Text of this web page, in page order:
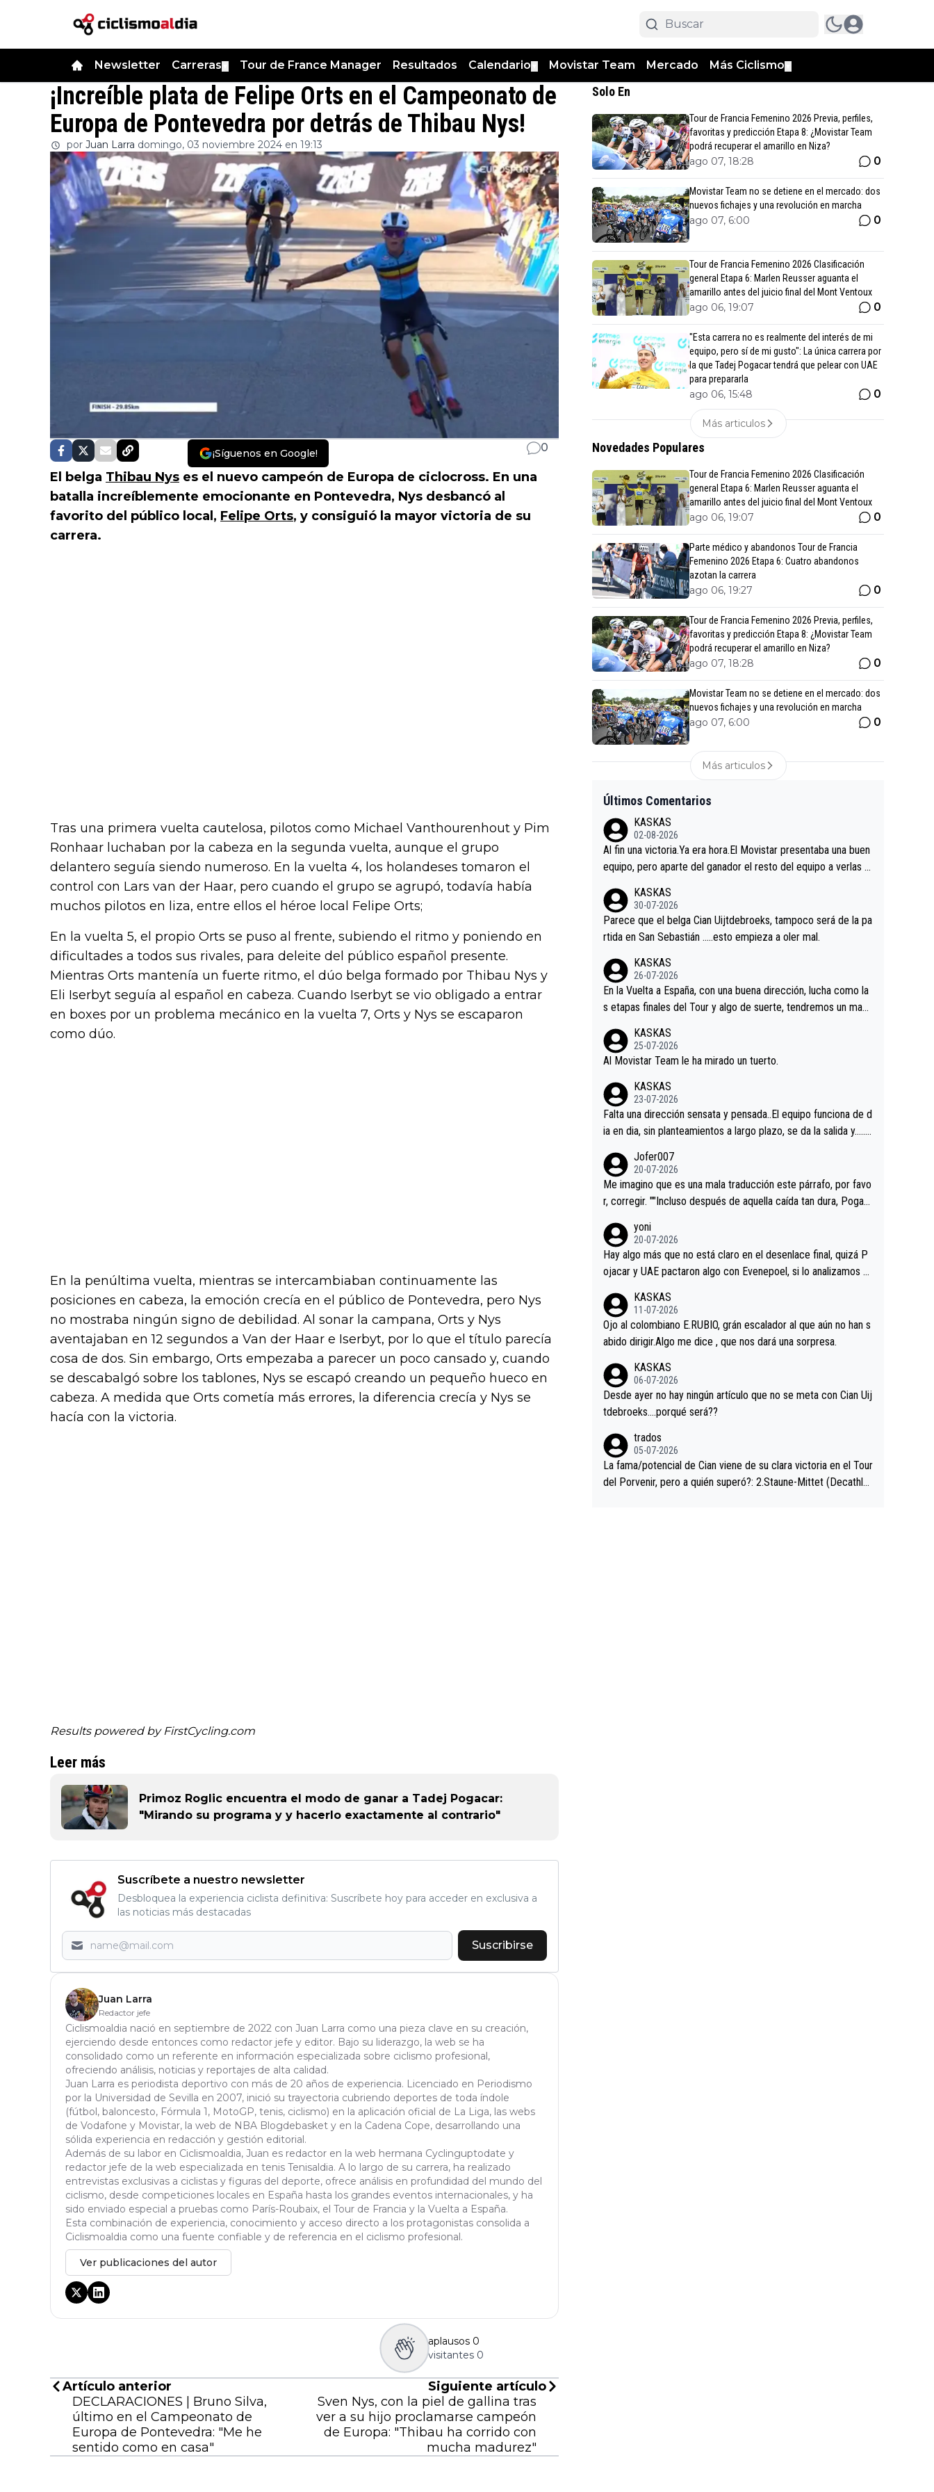
Newsletter Carreras Tour de France Manager Resultados Calendario Movistar Team Mercado Más Ciclismo
¡Increíble plata de Felipe Orts en el Campeonato de
Europa de Pontevedra por detrás de Thibau Nys!
por Juan Larra domingo, 03 noviembre 2024 en 19:13
¡Síguenos en Google! 0
El belga Thibau Nys es el nuevo campeón de Europa de ciclocross. En una
batalla increíblemente emocionante en Pontevedra, Nys desbancó al
favorito del público local, Felipe Orts, y consiguió la mayor victoria de su
carrera.
Tras una primera vuelta cautelosa, pilotos como Michael Vanthourenhout y Pim
Ronhaar luchaban por la cabeza en la segunda vuelta, aunque el grupo
delantero seguía siendo numeroso. En la vuelta 4, los holandeses tomaron el
control con Lars van der Haar, pero cuando el grupo se agrupó, todavía había
muchos pilotos en liza, entre ellos el héroe local Felipe Orts;
En la vuelta 5, el propio Orts se puso al frente, subiendo el ritmo y poniendo en
dificultades a todos sus rivales, para deleite del público español presente.
Mientras Orts mantenía un fuerte ritmo, el dúo belga formado por Thibau Nys y
Eli Iserbyt seguía al español en cabeza. Cuando Iserbyt se vio obligado a entrar
en boxes por un problema mecánico en la vuelta 7, Orts y Nys se escaparon
como dúo.
En la penúltima vuelta, mientras se intercambiaban continuamente las
posiciones en cabeza, la emoción crecía en el público de Pontevedra, pero Nys
no mostraba ningún signo de debilidad. Al sonar la campana, Orts y Nys
aventajaban en 12 segundos a Van der Haar e Iserbyt, por lo que el título parecía
cosa de dos. Sin embargo, Orts empezaba a parecer un poco cansado y, cuando
se descabalgó sobre los tablones, Nys se escapó creando un pequeño hueco en
cabeza. A medida que Orts cometía más errores, la diferencia crecía y Nys se
hacía con la victoria.
Results powered by FirstCycling.com
Leer más
Primoz Roglic encuentra el modo de ganar a Tadej Pogacar:
"Mirando su programa y y hacerlo exactamente al contrario"
Suscríbete a nuestro newsletter
Desbloquea la experiencia ciclista definitiva: Suscríbete hoy para acceder en exclusiva a
las noticias más destacadas
Suscribirse
Juan Larra
Redactor jefe
Ciclismoaldia nació en septiembre de 2022 con Juan Larra como una pieza clave en su creación,
ejerciendo desde entonces como redactor jefe y editor. Bajo su liderazgo, la web se ha
consolidado como un referente en información especializada sobre ciclismo profesional,
ofreciendo análisis, noticias y reportajes de alta calidad.
Juan Larra es periodista deportivo con más de 20 años de experiencia. Licenciado en Periodismo
por la Universidad de Sevilla en 2007, inició su trayectoria cubriendo deportes de toda índole
(fútbol, baloncesto, Fórmula 1, MotoGP, tenis, ciclismo) en la aplicación oficial de La Liga, las webs
de Vodafone y Movistar, la web de NBA Blogdebasket y en la Cadena Cope, desarrollando una
sólida experiencia en redacción y gestión editorial.
Además de su labor en Ciclismoaldia, Juan es redactor en la web hermana Cyclinguptodate y
redactor jefe de la web especializada en tenis Tenisaldia. A lo largo de su carrera, ha realizado
entrevistas exclusivas a ciclistas y figuras del deporte, ofrece análisis en profundidad del mundo del
ciclismo, desde competiciones locales en España hasta los grandes eventos internacionales, y ha
sido enviado especial a pruebas como París-Roubaix, el Tour de Francia y la Vuelta a España.
Esta combinación de experiencia, conocimiento y acceso directo a los protagonistas consolida a
Ciclismoaldia como una fuente confiable y de referencia en el ciclismo profesional.
Ver publicaciones del autor
aplausos 0
visitantes 0
Artículo anterior
DECLARACIONES | Bruno Silva,
último en el Campeonato de
Europa de Pontevedra: "Me he
sentido como en casa"
Siguiente artículo
Sven Nys, con la piel de gallina tras
ver a su hijo proclamarse campeón
de Europa: "Thibau ha corrido con
mucha madurez"
Solo En
Tour de Francia Femenino 2026 Previa, perfiles,
favoritas y predicción Etapa 8: ¿Movistar Team
podrá recuperar el amarillo en Niza?
ago 07, 18:28 0
Movistar Team no se detiene en el mercado: dos
nuevos fichajes y una revolución en marcha
ago 07, 6:00 0
Tour de Francia Femenino 2026 Clasificación
general Etapa 6: Marlen Reusser aguanta el
amarillo antes del juicio final del Mont Ventoux
ago 06, 19:07 0
"Esta carrera no es realmente del interés de mi
equipo, pero sí de mi gusto": La única carrera por
la que Tadej Pogacar tendrá que pelear con UAE
para prepararla
ago 06, 15:48 0
Más articulos
Novedades Populares
Tour de Francia Femenino 2026 Clasificación
general Etapa 6: Marlen Reusser aguanta el
amarillo antes del juicio final del Mont Ventoux
ago 06, 19:07 0
Parte médico y abandonos Tour de Francia
Femenino 2026 Etapa 6: Cuatro abandonos
azotan la carrera
ago 06, 19:27 0
Tour de Francia Femenino 2026 Previa, perfiles,
favoritas y predicción Etapa 8: ¿Movistar Team
podrá recuperar el amarillo en Niza?
ago 07, 18:28 0
Movistar Team no se detiene en el mercado: dos
nuevos fichajes y una revolución en marcha
ago 07, 6:00 0
Más articulos
Últimos Comentarios
KASKAS
02-08-2026
Al fin una victoria.Ya era hora.El Movistar presentaba una buen
equipo, pero aparte del ganador el resto del equipo a verlas v
es.La única buena noticia es la mejoría de Enric Más en San S
ebastian.Si en la Vuelta a Burgos sigue la mejoría, podríamos t
ener alguna sorpresa en la Vuelta.Ojalá.
KASKAS
30-07-2026
Parece que el belga Cian Uijtdebroeks, tampoco será de la pa
rtida en San Sebastián …..esto empieza a oler mal.
KASKAS
26-07-2026
En la Vuelta a España, con una buena dirección, lucha como la
s etapas finales del Tour y algo de suerte, tendremos un magn
KASKAS
25-07-2026
Al Movistar Team le ha mirado un tuerto.
KASKAS
23-07-2026
Falta una dirección sensata y pensada..El equipo funciona de d
ia en dia, sin planteamientos a largo plazo, se da la salida y…..v
a, Minguez, Velez etc etc.Me da pena vivir estos momentos t
an tristes sin victorias.
Jofer007
20-07-2026
Me imagino que es una mala traducción este párrafo, por favo
r, corregir. ""Incluso después de aquella caída tan dura, Pogac
rd permaneció pegado a su rueda. Parecía increíble la forma
en la que era capaz de controlar el miedo", recordó."
yoni
20-07-2026
Hay algo más que no está claro en el desenlace final, quizá P
ojacar y UAE pactaron algo con Evenepoel, si lo analizamos P
casi sin pedalear, luego está el saludo con Evenepoel dándose
la mano de una manera muy fraternal, más allá de los típicos t
oques en el hombro con que saludaba a Vingegard. Ahí hubo u
o aprieta, a ver si por querer poner a Del Toro con calzador e
n posición de podio UAE y Pojacar se van complicar el tour.
KASKAS
11-07-2026
Ojo al colombiano E.RUBIO, grán escalador al que aún no han s
abido dirigir.Algo me dice , que nos dará una sorpresa.
KASKAS
06-07-2026
Desde ayer no hay ningún artículo que no se meta con Cian Uij
tdebroeks….porqué será??
trados
05-07-2026
La fama/potencial de Cian viene de su clara victoria en el Tour
del Porvenir, pero a quién superó?: 2.Staune-Mittet (Decathlo